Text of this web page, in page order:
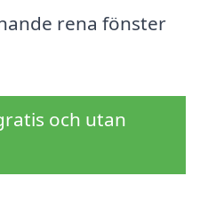
rena fönster
och utan